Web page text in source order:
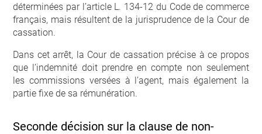
déterminées par l’article L. 134-12 du Code de commerce
français, mais résultent de la jurisprudence de la Cour de
cassation.
Dans cet arrêt, la Cour de cassation précise à ce propos
que l’indemnité doit prendre en compte non seulement
les commissions versées à l’agent, mais également la
partie fixe de sa rémunération.
Seconde décision sur la clause de non-